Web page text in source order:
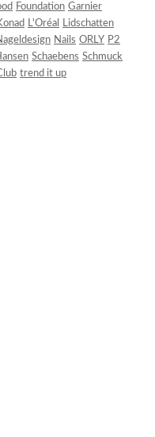
Foundation Garnier
L'Oréal
Lidschatten
Nails ORLY P2
Schaebens Schmuck
trend it up